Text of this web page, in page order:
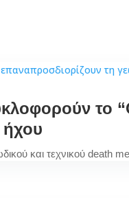
το
ήχου
και τεχνικού death